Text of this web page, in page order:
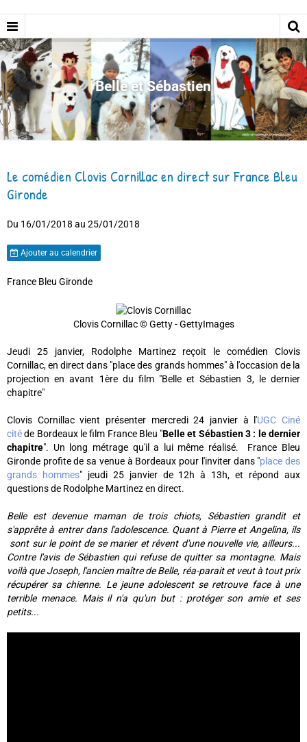
Belle et Sébastien
Le comédien Clovis Cornillac en direct sur France Bleu
Gironde
Du 16/01/2018 au 25/01/2018
Ajouter au calendrier
France Bleu Gironde
Clovis Cornillac © Getty - GettyImages
Jeudi 25 janvier, Rodolphe Martinez reçoit le comédien Clovis
Cornillac, en direct dans "place des grands hommes" à l'occasion de la
projection en avant 1ère du film "Belle et Sébastien 3, le dernier
chapitre"
Clovis Cornillac vient présenter mercredi 24 janvier à l'UGC Ciné
citéde Bordeaux le film France Bleu "Belle et Sébastien 3 : le dernier
chapitre". Un long métrage qu'il a lui même réalisé. France Bleu
Gironde profite de sa venue à Bordeaux pour l'inviter dans "place des
grands hommes" jeudi 25 janvier de 12h à 13h, et répond aux
questions de Rodolphe Martinez en direct.
Belle est devenue maman de trois chiots, Sébastien grandit et
s'apprête à entrer dans l'adolescence. Quant à Pierre et Angelina, ils
sont sur le point de se marier et rêvent d'une nouvelle vie, ailleurs...
Contre l'avis de Sébastien qui refuse de quitter sa montagne. Mais
voilà que Joseph, l'ancien maître de Belle, réa-parait et veut à tout prix
récupérer sa chienne. Le jeune adolescent se retrouve face à une
terrible menace. Mais il n'a qu'un but : protéger son amie et ses
petits...